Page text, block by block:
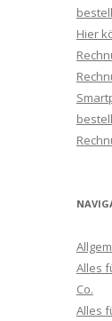
Hier
Alles
Co.
Alles